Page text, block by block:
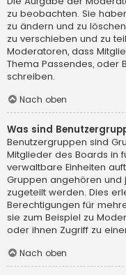
zu beobachten. Sie
zu ändern und zu
zu verschieben und zu
Moderatoren, dass
Thema Passendes, oder
schreiben.
Nach oben
Was sind
Benutzergruppen sind
Mitglieder des Boards in
verwaltbare Einheiten
Gruppen angehören und
zugeteilt werden. Dies
Berechtigungen für
sie zum Beispiel zu
oder ihnen Zugriff zu
Nach oben